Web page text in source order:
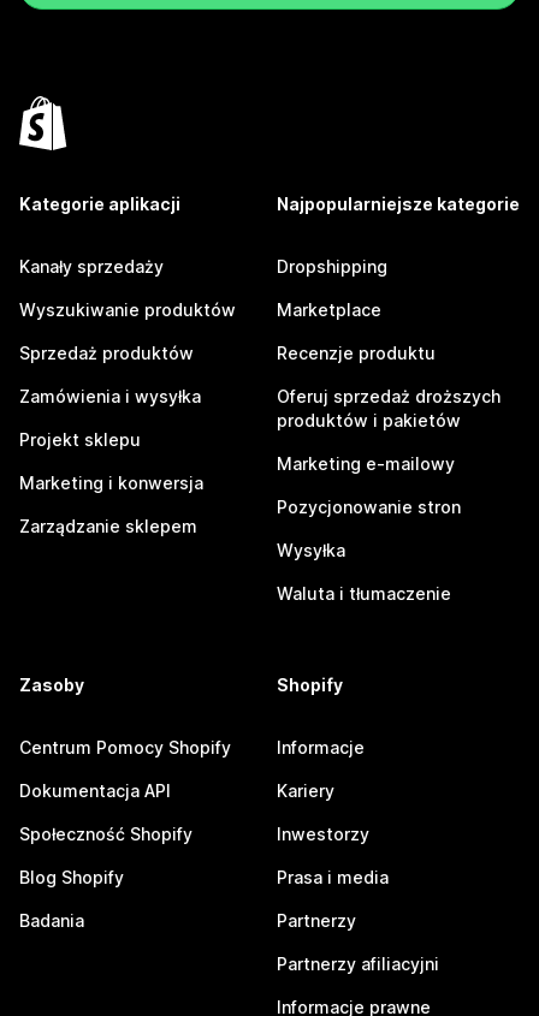
Kategorie aplikacji
Kanały sprzedaży
Wyszukiwanie produktów
Sprzedaż produktów
Zamówienia i wysyłka
Projekt sklepu
Marketing i konwersja
Zarządzanie sklepem
Najpopularniejsze kategorie
Dropshipping
Marketplace
Recenzje produktu
Oferuj sprzedaż droższych
produktów i pakietów
Marketing e-mailowy
Pozycjonowanie stron
Wysyłka
Waluta i tłumaczenie
Zasoby
Centrum Pomocy Shopify
Dokumentacja API
Społeczność Shopify
Blog Shopify
Badania
Shopify
Informacje
Kariery
Inwestorzy
Prasa i media
Partnerzy
Partnerzy afiliacyjni
Informacje prawne